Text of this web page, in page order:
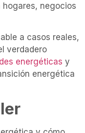
negocios
a casos reales,
verdadero
energéticas y
energética